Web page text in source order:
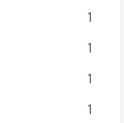
1
1
1
1